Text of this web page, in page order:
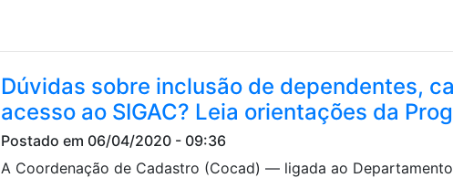
Dúvidas sobre inclusão de dependentes,
acesso ao SIGAC? Leia orientações da
Postado em 06/04/2020 - 09:36
A Coordenação de Cadastro (Cocad) — ligada ao